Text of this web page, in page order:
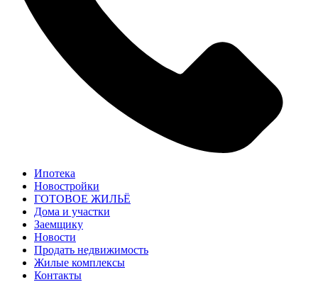
Ипотека
Новостройки
ГОТОВОЕ ЖИЛЬЁ
Дома и участки
Заемщику
Новости
Продать недвижимость
Жилые комплексы
Контакты